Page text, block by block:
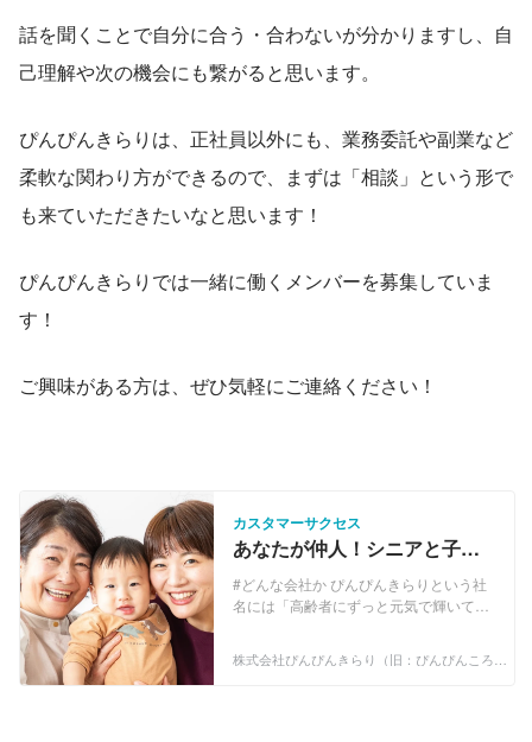
話を聞くことで自分に合う・合わないが分かりますし、自
己理解や次の機会にも繋がると思います。
ぴんぴんきらりは、正社員以外にも、業務委託や副業など
柔軟な関わり方ができるので、まずは「相談」という形で
も来ていただきたいなと思います！
ぴんぴんきらりでは一緒に働くメンバーを募集していま
す！
ご興味がある方は、ぜひ気軽にご連絡ください！
カスタマーサクセス
あなたが仲人！シニアと子育
て世代を繋ぐ家事代行のマッ
チングスタッフ募集
#どんな会社か ぴんぴんきらりという社
名には「高齢者にずっと元気で輝いて欲
善を目的とした『きらりライフサポート
株式会社ぴんぴんきらり（旧：ぴんぴんころ